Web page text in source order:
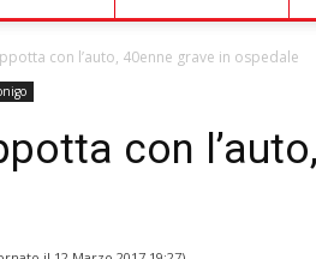
con l’auto, 40enne grave in ospedale
con